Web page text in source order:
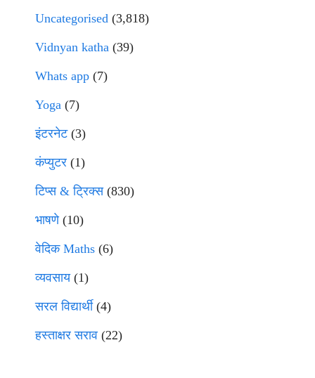
Uncategorised (3,818)
Vidnyan katha (39)
Whats app (7)
Yoga (7)
इंटरनेट(3)
कंप्युटर (1)
टिप्स & ट्रिक्स(830)
भाषणे(10)
वेदिक Maths (6)
व्यवसाय(1)
सरल विद्यार्थी(4)
हस्ताक्षर सराव (22)